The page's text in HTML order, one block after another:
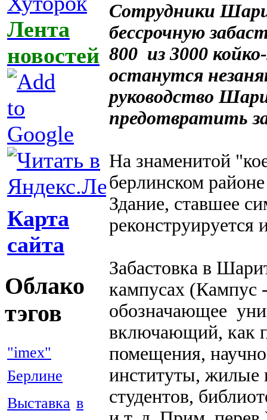
Лента
новостей
Карта
сайта
Облако
тэгов
"imex"
Берлине
Выставка в
Сотрудники
бессрочную
800 из 3000
останутся
руководство
предотвратить
На знаменитой
берлинском
Здание, ставшее
реконструируется
Забастовка в
кампусах (Кампус
обозначающее
включающий, как
помещения,
институты, жилые
студентов,